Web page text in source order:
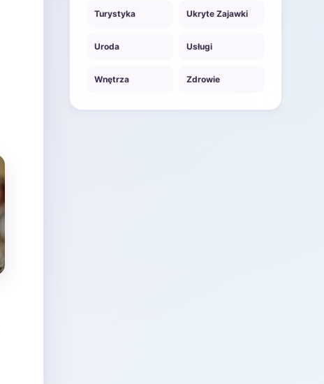
Turystyka Ukryte Zajawki
Uroda Usługi
Wnętrza Zdrowie